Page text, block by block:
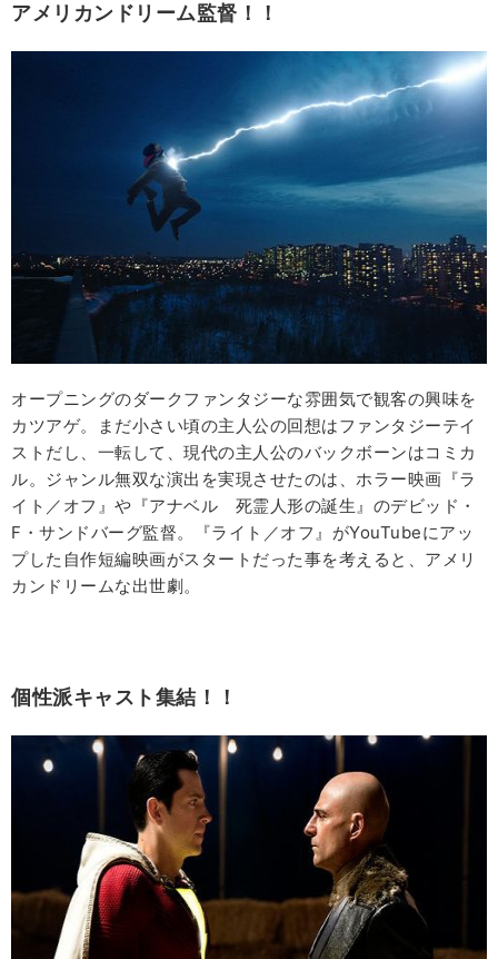
アメリカンドリーム監督！！
オープニングのダークファンタジーな雰囲気で観客の興味を
カツアゲ。まだ小さい頃の主人公の回想はファンタジーテイ
ストだし、一転して、現代の主人公のバックボーンはコミカ
ル。ジャンル無双な演出を実現させたのは、ホラー映画『ラ
イト／オフ』や『アナベル 死霊人形の誕生』のデビッド・
F・サンドバーグ監督。『ライト／オフ』がYouTubeにアッ
プした自作短編映画がスタートだった事を考えると、アメリ
カンドリームな出世劇。
個性派キャスト集結！！